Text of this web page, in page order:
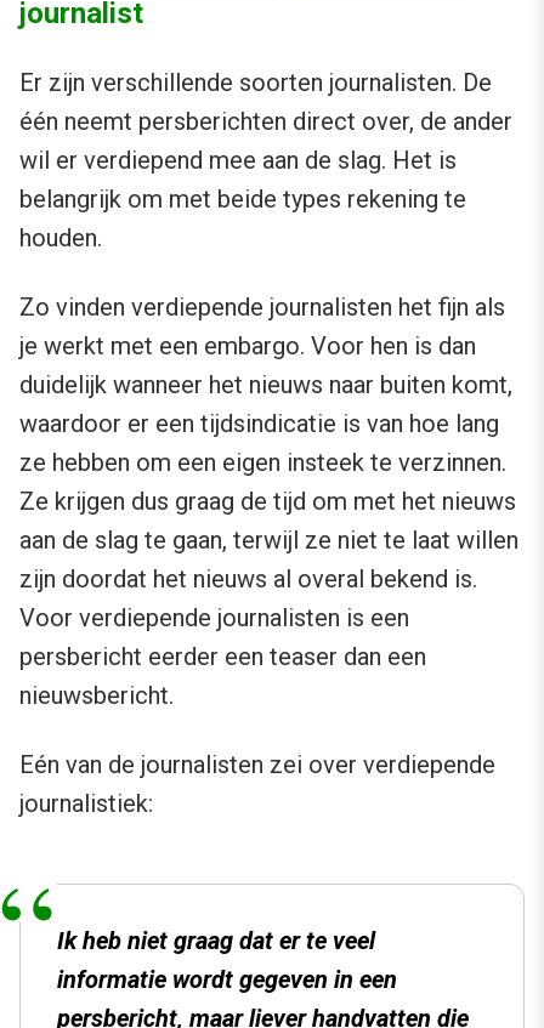
journalist
Er zijn verschillende soorten journalisten. De
één neemt persberichten direct over, de ander
wil er verdiepend mee aan de slag. Het is
belangrijk om met beide types rekening te
houden.
Zo vinden verdiepende journalisten het fijn als
je werkt met een embargo. Voor hen is dan
duidelijk wanneer het nieuws naar buiten komt,
waardoor er een tijdsindicatie is van hoe lang
ze hebben om een eigen insteek te verzinnen.
Ze krijgen dus graag de tijd om met het nieuws
aan de slag te gaan, terwijl ze niet te laat willen
zijn doordat het nieuws al overal bekend is.
Voor verdiepende journalisten is een
persbericht eerder een teaser dan een
nieuwsbericht.
Eén van de journalisten zei over verdiepende
journalistiek:
Ik heb niet graag dat er te veel
informatie wordt gegeven in een
persbericht, maar liever handvatten die